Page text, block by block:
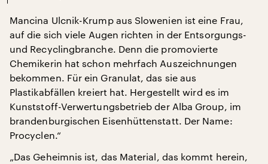
Mancina Ulcnik-Krump aus Slowenien ist eine Frau,
auf die sich viele Augen richten in der Entsorgungs-
und Recyclingbranche. Denn die promovierte
Chemikerin hat schon mehrfach Auszeichnungen
bekommen. Für ein Granulat, das sie aus
Plastikabfällen kreiert hat. Hergestellt wird es im
Kunststoff-Verwertungsbetrieb der Alba Group, im
brandenburgischen Eisenhüttenstatt. Der Name:
Procyclen.“
„Das Geheimnis ist, das Material, das kommt herein,